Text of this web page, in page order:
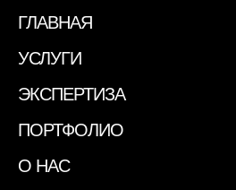
ГЛАВНАЯ
УСЛУГИ
ЭКСПЕРТИЗА
ПОРТФОЛИО
О НАС